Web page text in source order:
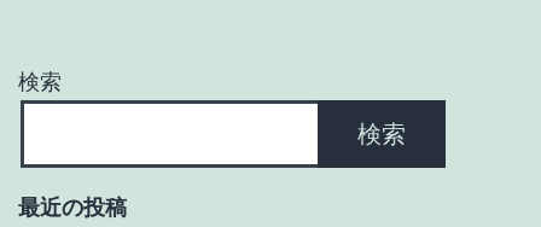
検索
検索
最近の投稿